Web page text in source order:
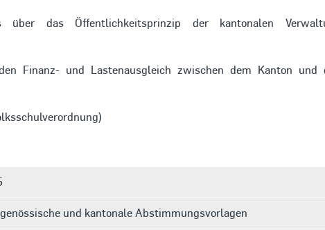
das Öffentlichkeitsprinzip der kantonalen
und Lastenausgleich zwischen dem Kanton und
und kantonale Abstimmungsvorlagen